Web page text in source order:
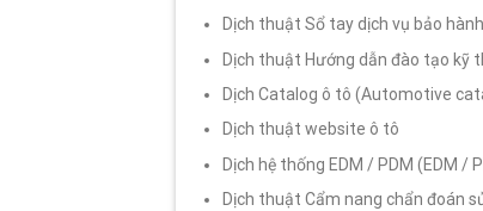
Dịch thuật Sổ tay dịch vụ bảo
Dịch thuật Hướng dẫn đào tạo kỹ
Dịch Catalog ô tô (Automotive
Dịch thuật website ô tô
Dịch hệ thống EDM / PDM (EDM /
Dịch thuật Cẩm nang chẩn đoán